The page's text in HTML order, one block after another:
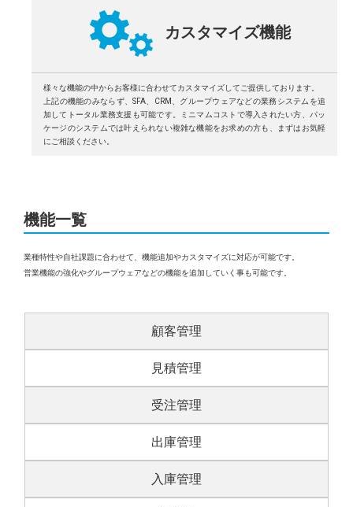
カスタマイズ機能
様々な機能の中からお客様に合わせてカスタマイズしてご提供しております。
上記の機能のみならず、SFA、CRM、グループウェアなどの業務システムを追
加してトータル業務⽀援も可能です。ミニマムコストで導⼊されたい⽅、パッ
ケージのシステムでは叶えられない複雑な機能をお求めの⽅も、まずはお気軽
にご相談ください。
機能一覧
業種特性や自社課題に合わせて、機能追加やカスタマイズに対応が可能です。
営業機能の強化やグループウェアなどの機能を追加していく事も可能です。
顧客管理
見積管理
受注管理
出庫管理
入庫管理